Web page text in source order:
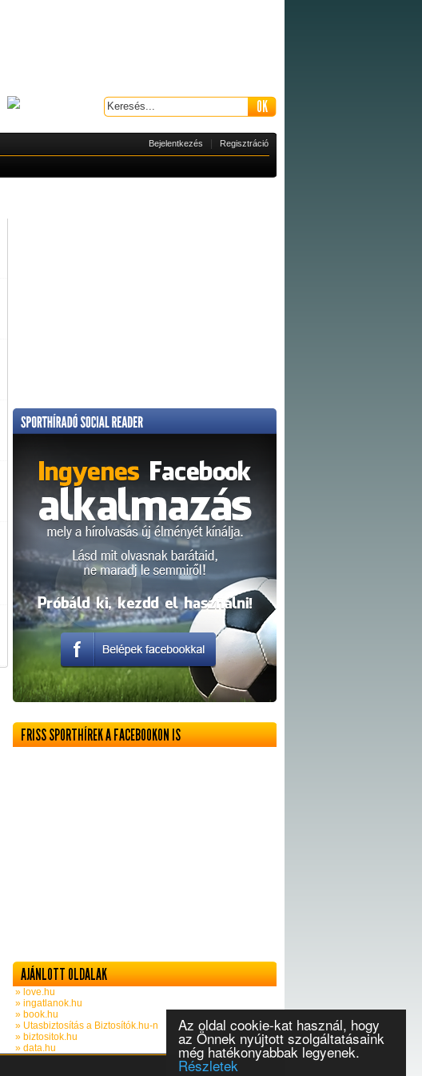
Az oldal cookie-kat használ, hogy
az Önnek nyújtott szolgáltatásaink
még hatékonyabbak legyenek.
Részletek
Bejelentkezés Regisztráció
FRISS SPORTHÍREK A FACEBOOKON IS
AJÁNLOTT OLDALAK
» love.hu
» ingatlanok.hu
» book.hu
» Utasbiztosítás a Biztosítók.hu-n
» biztositok.hu
» data.hu